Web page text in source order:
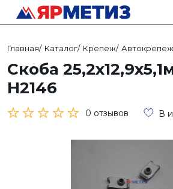
Главная/ Каталог/ Крепеж/ Автокрепеж
Скоба
Н2146
0 отзывов В